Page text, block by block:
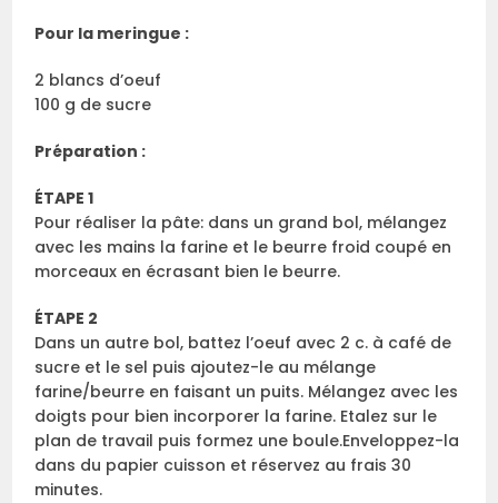
Pour la meringue :
2 blancs d’oeuf
100 g de sucre
Préparation :
ÉTAPE 1
Pour réaliser la pâte: dans un grand bol, mélangez
avec les mains la farine et le beurre froid coupé en
morceaux en écrasant bien le beurre.
ÉTAPE 2
Dans un autre bol, battez l’oeuf avec 2 c. à café de
sucre et le sel puis ajoutez-le au mélange
farine/beurre en faisant un puits. Mélangez avec les
doigts pour bien incorporer la farine. Etalez sur le
plan de travail puis formez une boule.Enveloppez-la
dans du papier cuisson et réservez au frais 30
minutes.